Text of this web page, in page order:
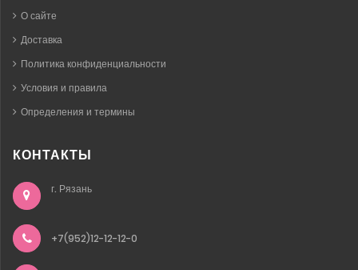
О сайте
Доставка
Политика конфиденциальности
Условия и правила
Определения и термины
КОНТАКТЫ
г. Рязань
+7(952)12-12-12-0